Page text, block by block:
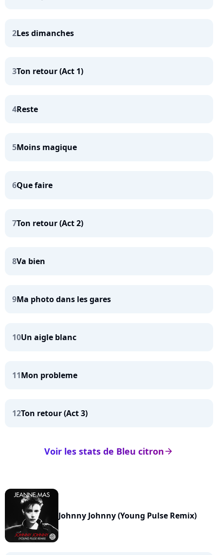
2Les dimanches
3Ton retour (Act 1)
4Reste
5Moins magique
6Que faire
7Ton retour (Act 2)
8Va bien
9Ma photo dans les gares
10Un aigle blanc
11Mon probleme
12Ton retour (Act 3)
arrow_right
Voir les stats de Bleu citron
Johnny Johnny (Young Pulse Remix)